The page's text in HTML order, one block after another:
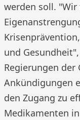
werden soll.
und
Regierungen der
Ankündigungen
den Zugang zu
Medikamenten